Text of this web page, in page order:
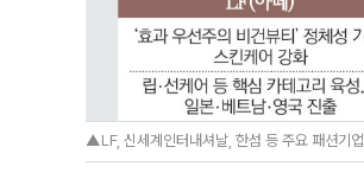
▲LF, 신세계인터내셔날, 한섬 등 주요 패션기